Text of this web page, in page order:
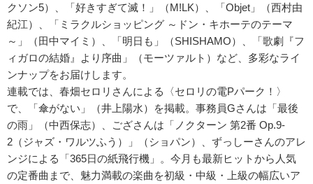
クソン5）、「好きすぎて滅！」（M!LK）、「Objet」（西村由
紀江）、「ミラクルショッピング ～ドン・キホーテのテーマ
～」（田中マイミ）、「明日も」（SHISHAMO）、「歌劇『フ
ィガロの結婚』より序曲」（モーツァルト）など、多彩なライ
ンナップをお届けします。
連載では、春畑セロリさんによる〈セロリの電Pパーク！〉
で、「傘がない」（井上陽水）を掲載。事務員Gさんは「最後
の雨」（中西保志）、ござさんは「ノクターン 第2番 Op.9-
2（ジャズ・ワルツふう）」（ショパン）、ずっしーさんのアレ
ンジによる「365日の紙飛行機」。今月も最新ヒットから人気
の定番曲まで、魅力満載の楽曲を初級・中級・上級の幅広いア